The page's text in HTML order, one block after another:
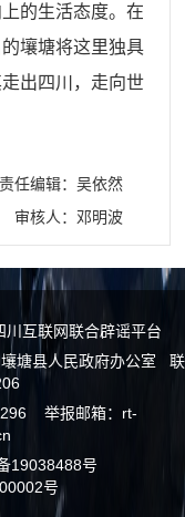
的生活态度。在
壤塘将这里独具
出四川，走向世
责任编辑：吴依然
审核人：邓明波
川互联网联合辟谣平台
塘县人民政府办公室 联
举报邮箱：rt-
19038488号
号